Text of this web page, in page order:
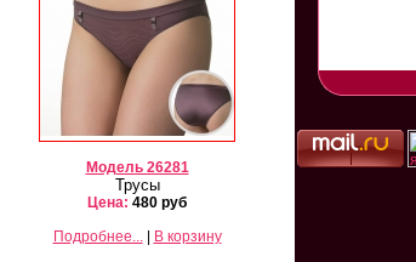
Модель 26281
Трусы
Цена: 480 руб
Подробнее...| В корзину